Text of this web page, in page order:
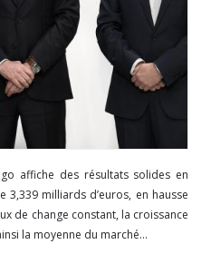
affiche des résultats solides en
3,339 milliards d’euros, en hausse
de change constant, la croissance
la moyenne du marché...